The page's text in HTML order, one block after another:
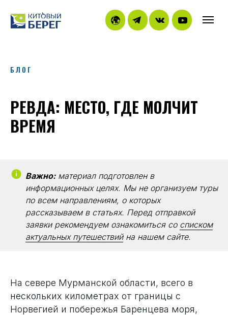
БЛОГ
РЕВДА: МЕСТО, ГДЕ МОЛЧИТ
ВРЕМЯ
Важно:материал подготовлен в
информационных целях. Мы не организуем туры
по всем направлениям, о которых
рассказываем в статьях. Перед отправкой
заявки рекомендуем ознакомиться со списком
актуальных путешествийна нашем сайте.
На севере Мурманской области, всего в
нескольких километрах от границы с
Норвегией и побережья Баренцева моря,